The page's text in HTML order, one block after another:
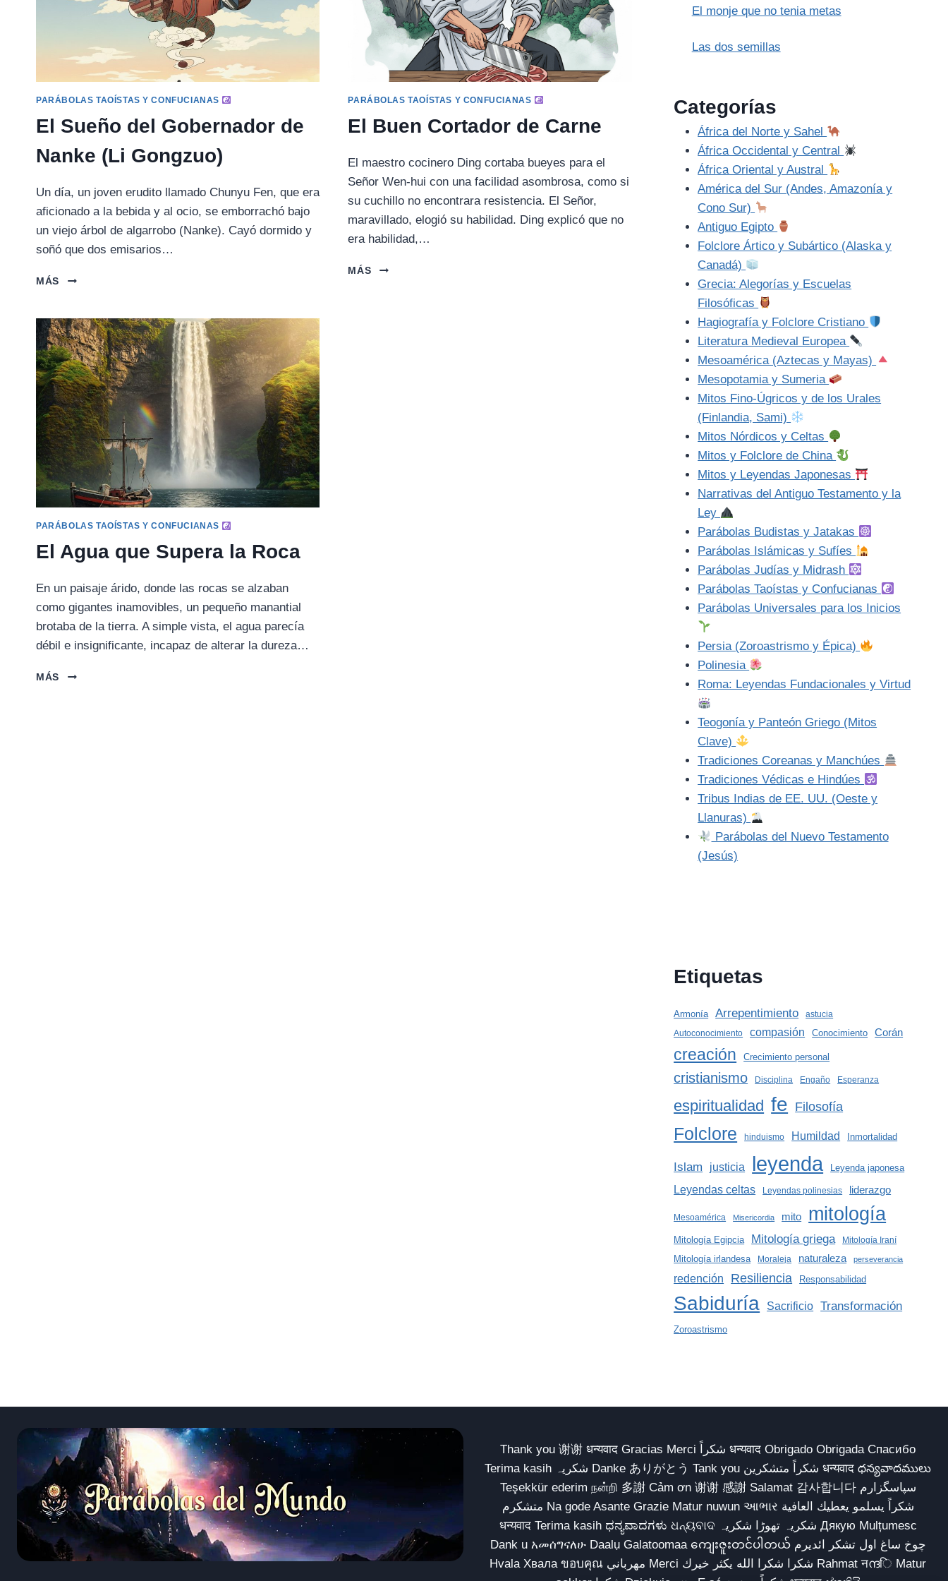
PARÁBOLAS TAOÍSTAS Y CONFUCIANAS
El Sueño del Gobernador de
Nanke (Li Gongzuo)
Un día, un joven erudito llamado Chunyu Fen, que era
aficionado a la bebida y al ocio, se emborrachó bajo
un viejo árbol de algarrobo (Nanke). Cayó dormido y
soñó que dos emisarios…
MÁS
EL
GOBERNADOR
DE
NANKE
(LI
GONGZUO)
PARÁBOLAS TAOÍSTAS Y CONFUCIANAS
El Buen Cortador de Carne
El maestro cocinero Ding cortaba bueyes para el
Señor Wen-hui con una facilidad asombrosa, como si
su cuchillo no encontrara resistencia. El Señor,
maravillado, elogió su habilidad. Ding explicó que no
era habilidad,…
MÁS
EL
PARÁBOLAS TAOÍSTAS Y CONFUCIANAS
El Agua que Supera la Roca
En un paisaje árido, donde las rocas se alzaban
como gigantes inamovibles, un pequeño manantial
brotaba de la tierra. A simple vista, el agua parecía
débil e insignificante, incapaz de alterar la dureza…
MÁS
EL
El monje que no tenia metas
Las dos semillas
Categorías
África del Norte y Sahel
África Occidental y Central
África Oriental y Austral
América del Sur (Andes, Amazonía y
Cono Sur)
Antiguo Egipto
Folclore Ártico y Subártico (Alaska y
Canadá)
Grecia: Alegorías y Escuelas
Filosóficas
Hagiografía y Folclore Cristiano
Literatura Medieval Europea
Mesoamérica (Aztecas y Mayas)
Mesopotamia y Sumeria
Mitos Fino-Úgricos y de los Urales
(Finlandia, Sami)
Mitos Nórdicos y Celtas
Mitos y Folclore de China
Mitos y Leyendas Japonesas
Narrativas del Antiguo Testamento y la
Ley
Parábolas Budistas y Jatakas
Parábolas Islámicas y Sufíes
Parábolas Judías y Midrash
Parábolas Taoístas y Confucianas
Parábolas Universales para los Inicios
Persia (Zoroastrismo y Épica)
Polinesia
Roma: Leyendas Fundacionales y Virtud
Teogonía y Panteón Griego (Mitos
Clave)
Tradiciones Coreanas y Manchúes
Tradiciones Védicas e Hindúes
Tribus Indias de EE. UU. (Oeste y
Llanuras)
Parábolas del Nuevo Testamento
(Jesús)
Etiquetas
Armonía Arrepentimiento
astucia
Autoconocimiento
compasión Conocimiento Corán
creación Crecimiento personal
cristianismo Disciplina Engaño Esperanza
espiritualidad fe Filosofía
Folclore hinduismo Humildad Inmortalidad
Islam justicia leyenda Leyenda japonesa
Leyendas celtas Leyendas polinesias liderazgo
Mesoamérica Misericordia mito mitología
Mitología Egipcia Mitología griega Mitología Iraní
Mitología irlandesa Moraleja naturaleza perseverancia
redención Resiliencia Responsabilidad
Sabiduría Sacrificio Transformación
Zoroastrismo
Thank you 谢谢 धन्यवाद Gracias Merci شكراً धन्यवाद Obrigado Obrigada Спасибо
Terima kasih شکریہ Danke ありがとう Tank you شكراً متشكرين धन्यवाद ధన్యవాదములు
Teşekkür ederim நன்றி 多謝 Cảm ơn 谢谢 感謝 Salamat 감사합니다 سپاسگزارم
متشکرم Na gode Asante Grazie Matur nuwun આભાર شكراً يسلمو يعطيك العافية
धन्यवाद Terima kasih ಧನ್ಯವಾದಗಳು ଧନ୍ୟବାଦ شکریہ تھوڑا شکریہ Дякую Mulțumesc
Dank u አመሰግናለሁ Daalụ Galatoomaa ကျေးဇူးတင်ပါတယ် چوخ ساغ اول تشکر ائدیرم
Hvala Хвала ขอบคุณ مهرباني Merci شكرا شكرا الله يكثر خيرك Rahmat नന്ദि Matur